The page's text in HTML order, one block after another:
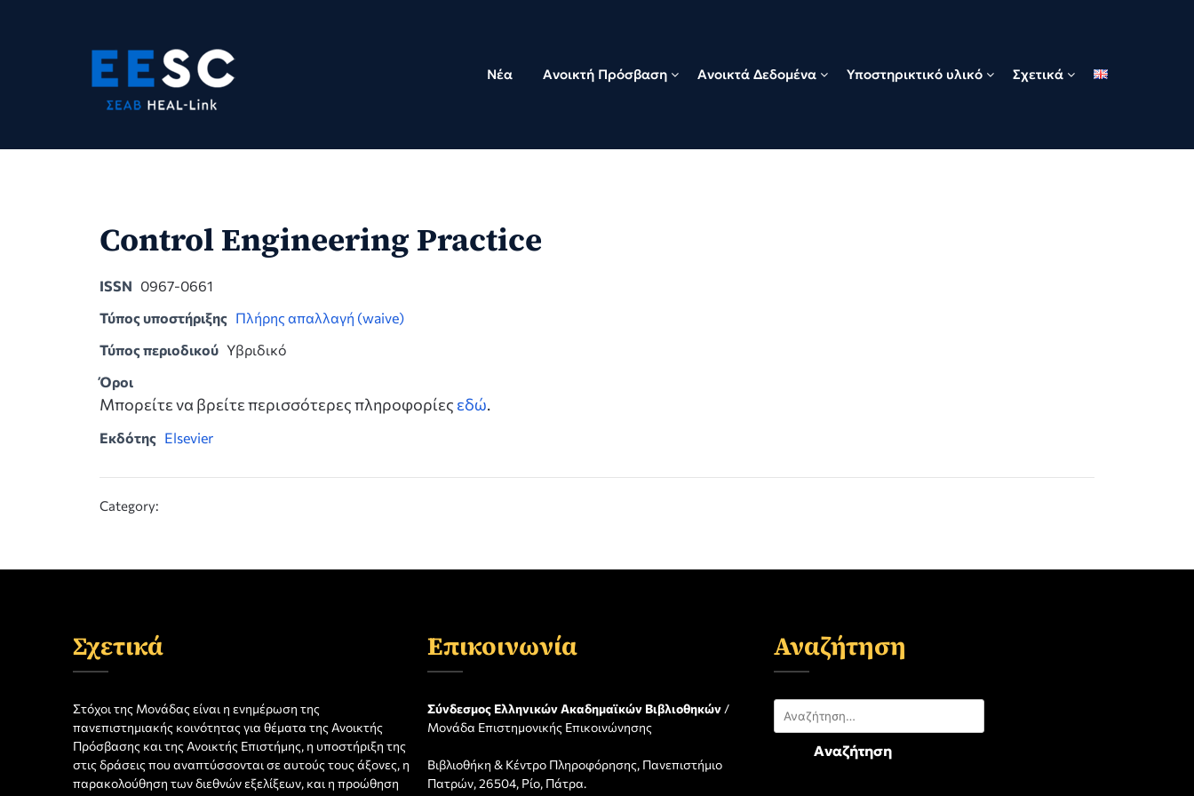
Νέα Ανοικτή Πρόσβαση Ανοικτά Δεδομένα Υποστηρικτικό υλικό Σχετικά
Control Engineering Practice
ISSN 0967-0661
Τύπος υποστήριξης Πλήρης απαλλαγή (waive)
Τύπος περιοδικού Υβριδικό
Όροι
Μπορείτε να βρείτε περισσότερες πληροφορίες εδώ.
Εκδότης Elsevier
Category:
Σχετικά
Στόχοι της Μονάδας είναι η ενημέρωση της
πανεπιστημιακής κοινότητας για θέματα της Ανοικτής
Πρόσβασης και της Ανοικτής Επιστήμης, η υποστήριξη της
στις δράσεις που αναπτύσσονται σε αυτούς τους άξονες, η
παρακολούθηση των διεθνών εξελίξεων, και η προώθηση
Επικοινωνία
Σύνδεσμος Ελληνικών Ακαδημαϊκών Βιβλιοθηκών /
Μονάδα Επιστημονικής Επικοινώνησης
Βιβλιοθήκη & Κέντρο Πληροφόρησης, Πανεπιστήμιο
Πατρών, 26504, Ρίο, Πάτρα.
Αναζήτηση
Αναζήτηση
για: